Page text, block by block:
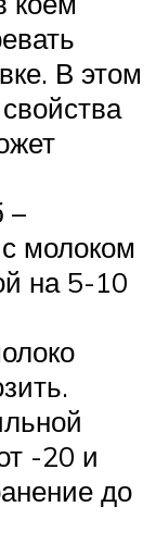
В этом
–
молоком
на 5-10
-20 и
до